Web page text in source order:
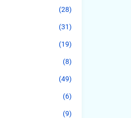
(28)
(31)
(19)
(8)
(49)
(6)
(9)